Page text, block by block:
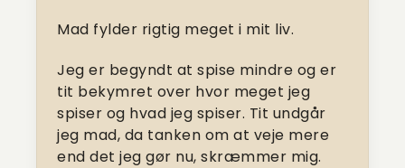
Mad fylder rigtig meget i mit liv.
Jeg er begyndt at spise mindre og er
tit bekymret over hvor meget jeg
spiser og hvad jeg spiser. Tit undgår
jeg mad, da tanken om at veje mere
end det jeg gør nu, skræmmer mig.